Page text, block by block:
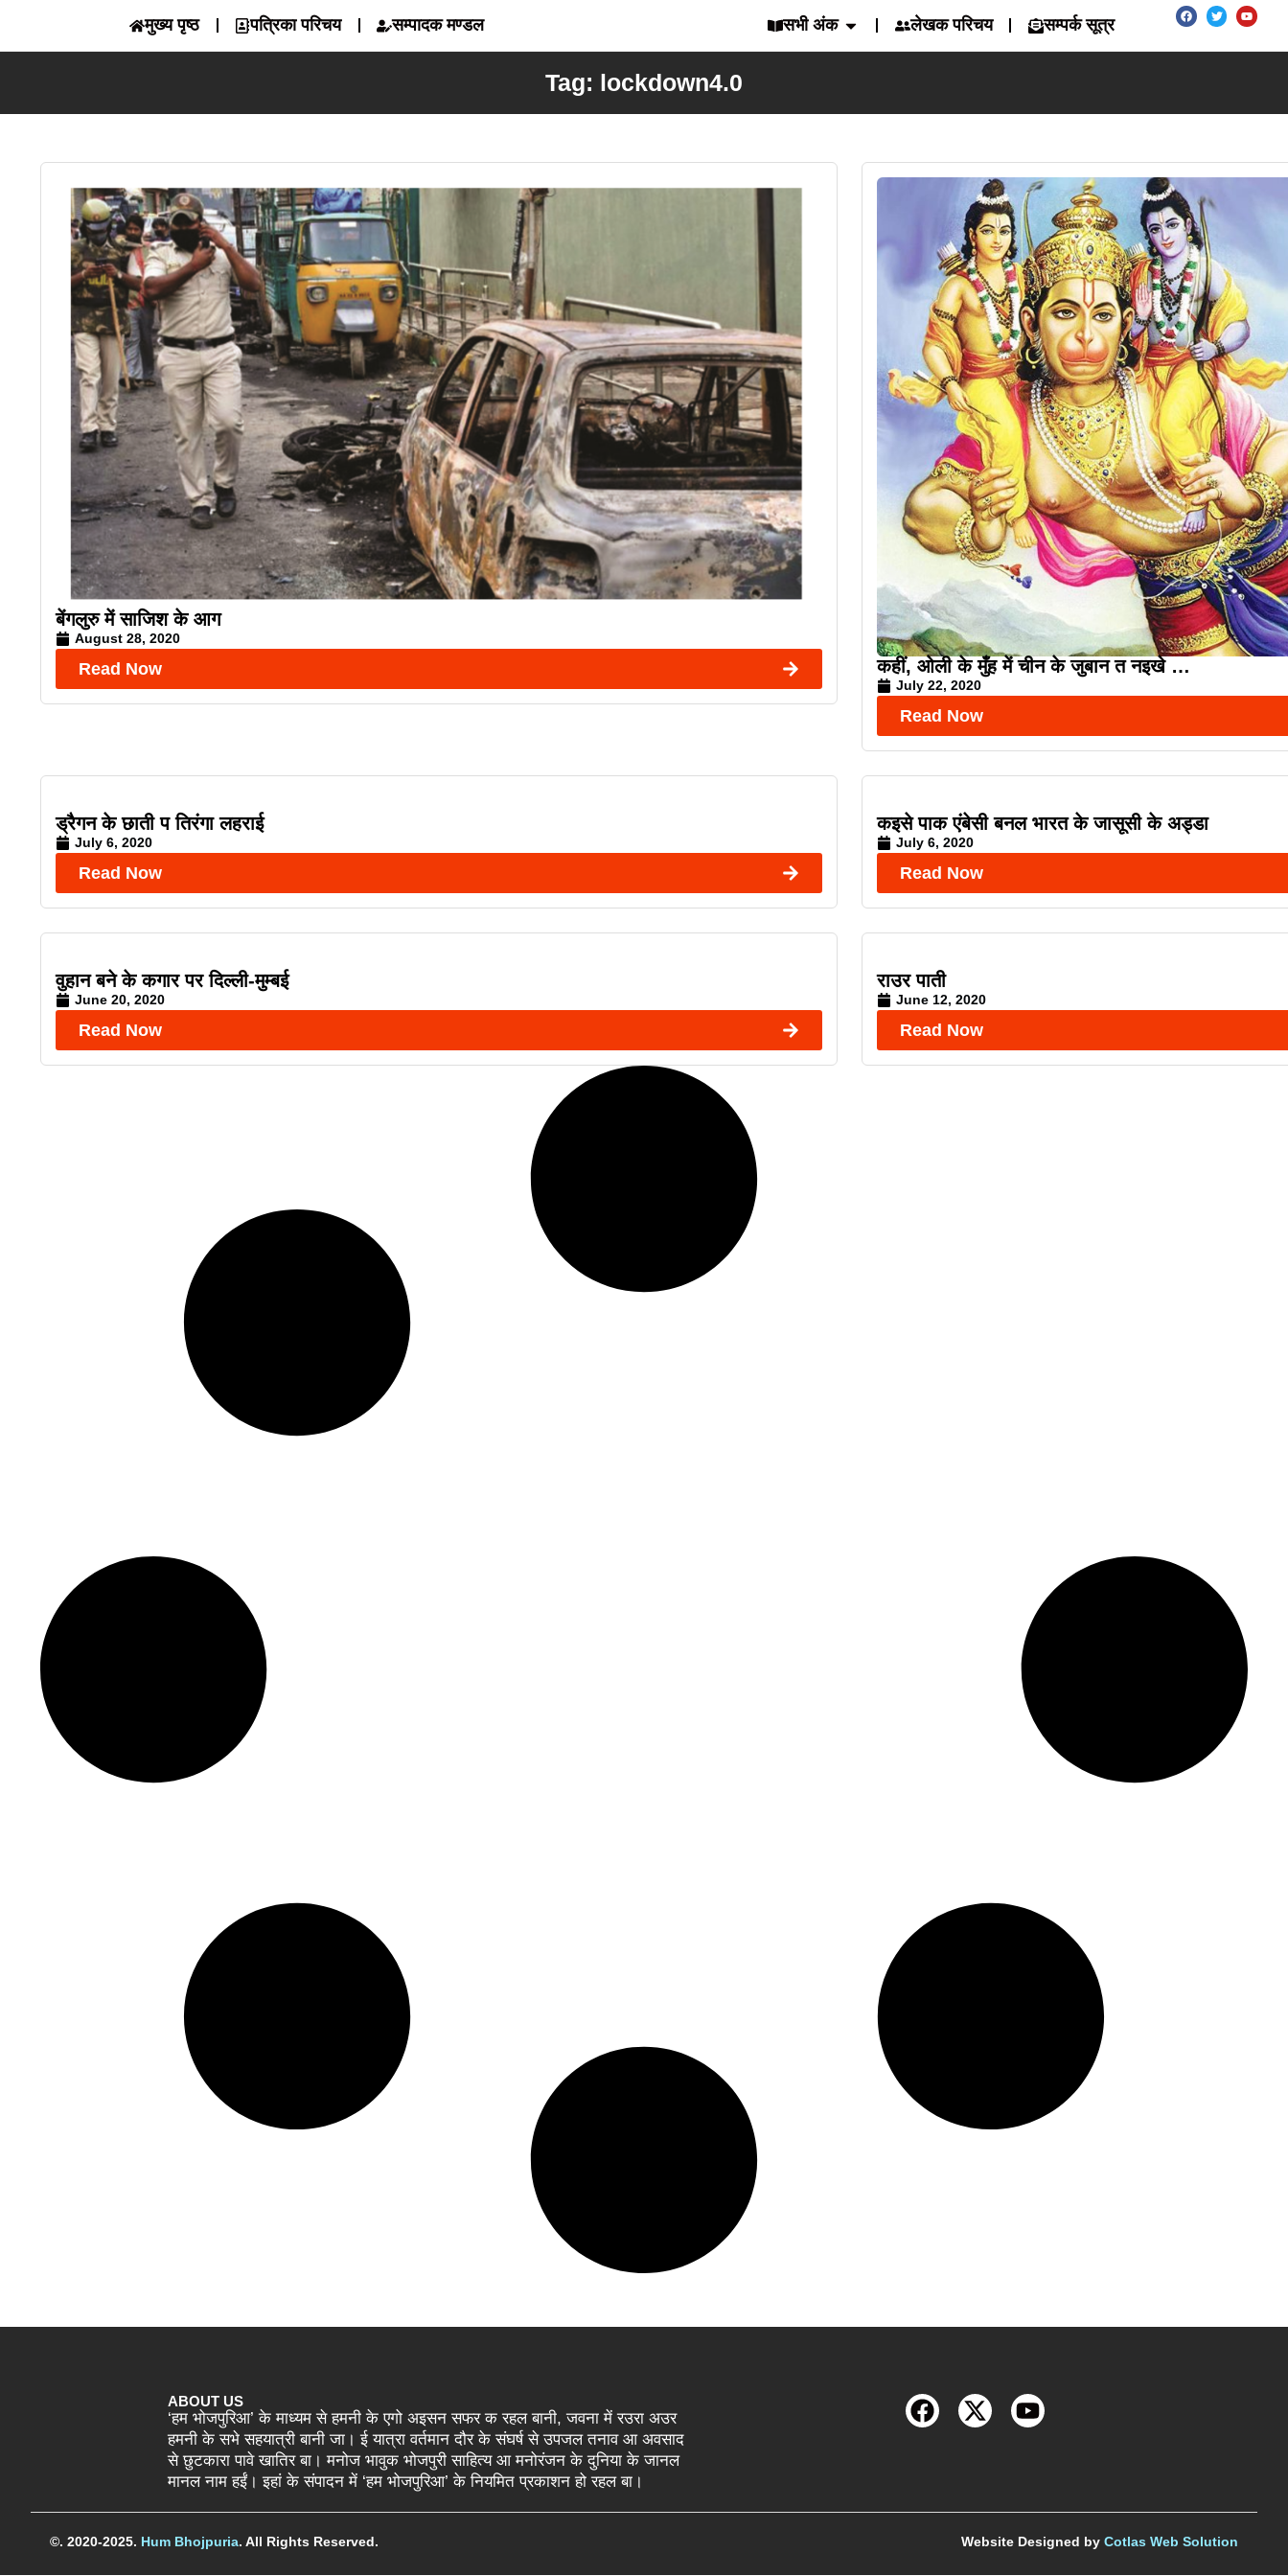
मुख्य पृष्ठ पत्रिका परिचय सम्पादक मण्डल सभी अंक लेखक परिचय सम्पर्क सूत्र
Tag: lockdown4.0
बेंगलुरु में साजिश के आग
August 28, 2020
Read Now कहीं, ओली के मुँह में चीन के जुबान त नइखे …
July 22, 2020
Read Now
ड्रैगन के छाती प तिरंगा लहराई
July 6, 2020
Read Now
कइसे पाक एंबेसी बनल भारत के जासूसी के अड्डा
July 6, 2020
Read Now
वुहान बने के कगार पर दिल्ली-मुम्बई
June 20, 2020
Read Now
राउर पाती
June 12, 2020
Read Now
ABOUT US
‘हम भोजपुरिआ’ के माध्यम से हमनी के एगो अइसन सफर क रहल बानी, जवना में रउरा अउर
हमनी के सभे सहयात्री बानी जा। ई यात्रा वर्तमान दौर के संघर्ष से उपजल तनाव आ अवसाद
से छुटकारा पावे खातिर बा। मनोज भावुक भोजपुरी साहित्य आ मनोरंजन के दुनिया के जानल
मानल नाम हईं। इहां के संपादन में ‘हम भोजपुरिआ’ के नियमित प्रकाशन हो रहल बा।
©. 2020-2025. Hum Bhojpuria. All Rights Reserved. Website Designed by Cotlas Web Solution